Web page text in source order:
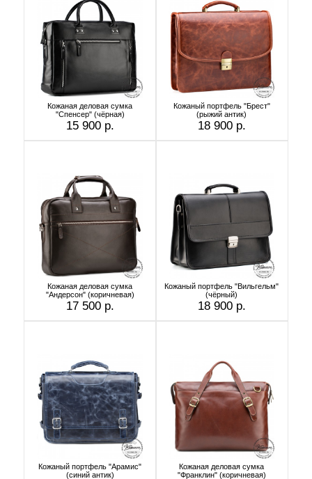
Кожаная деловая сумка
"Спенсер" (чёрная)
15 900 р.
Кожаный портфель "Брест"
(рыжий антик)
18 900 р.
Кожаная деловая сумка
"Андерсон" (коричневая)
17 500 р.
Кожаный портфель "Вильгельм"
(чёрный)
18 900 р.
Кожаный портфель "Арамис"
(синий антик)
Кожаная деловая сумка
"Франклин" (коричневая)